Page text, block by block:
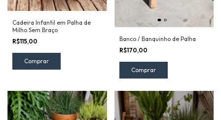
Cadeira Infantil em Palha de
Milho Sem Braço
R$115,00
Banco / Banquinho de Palha
R$170,00
Comprar